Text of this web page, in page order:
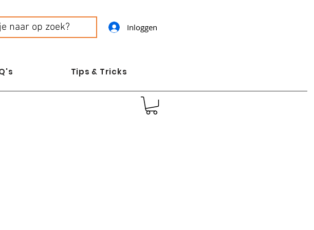
naar op zoek? Inloggen
Tips & Tricks